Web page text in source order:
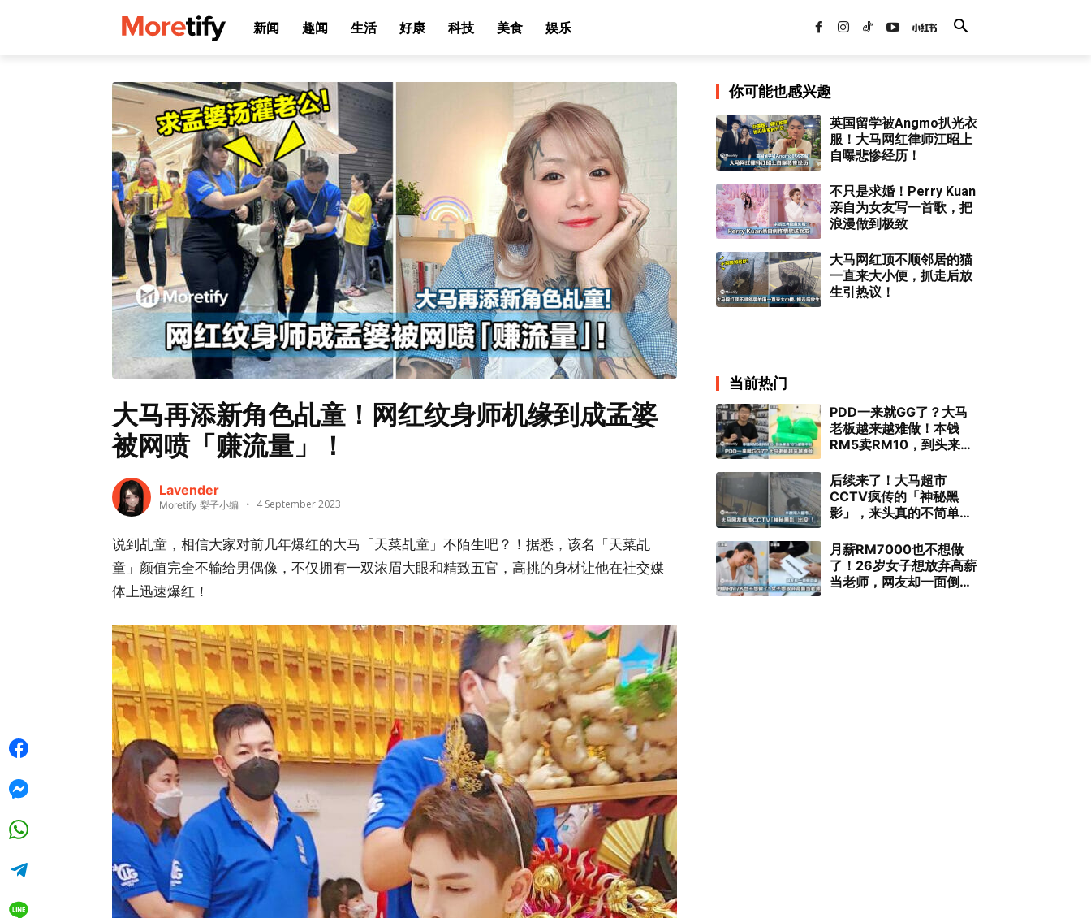
新闻 趣闻 生活 好康 科技 美食 娱乐
大马再添新角色乩童！网红纹身师机缘到成孟婆
被网喷「赚流量」！
Lavender
Moretify 梨子小编 4 September 2023
说到乩童，相信大家对前几年爆红的大马「天菜乩童」不陌生吧？！据悉，该名「天菜乩
童」颜值完全不输给男偶像，不仅拥有一双浓眉大眼和精致五官，高挑的身材让他在社交媒
体上迅速爆红！
你可能也感兴趣
英国留学被Angmo扒光衣
服！大马网红律师江昭上
自曝悲惨经历！
不只是求婚！Perry Kuan
亲自为女友写一首歌，把
浪漫做到极致
大马网红顶不顺邻居的猫
一直来大小便，抓走后放
生引热议！
当前热门
PDD一来就GG了？大马
老板越来越难做！本钱
RM5卖RM10，到头来连
后续来了！大马超市
CCTV疯传的「神秘黑
影」，来头真的不简单…
月薪RM7000也不想做
了！26岁女子想放弃高薪
当老师，网友却一面倒劝